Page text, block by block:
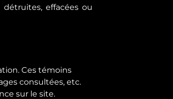
effacées ou
Ces témoins
consultées, etc.
sur le site.